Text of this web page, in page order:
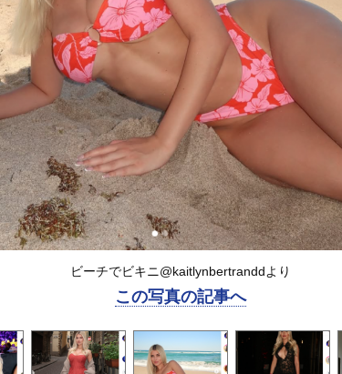
ビーチでビキニ@kaitlynbertranddより
この写真の記事へ